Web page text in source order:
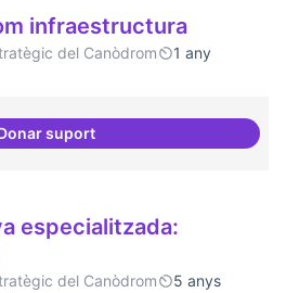
infraestructura
del Canòdrom
1 any
suport
Pilot guifinet com
especialitzada:
del Canòdrom
5 anys